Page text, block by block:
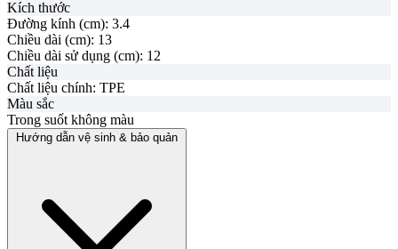
Kích thước
Đường kính (cm): 3.4
Chiều dài (cm): 13
Chiều dài sử dụng (cm): 12
Chất liệu
Chất liệu chính: TPE
Màu sắc
Trong suốt không màu
Hướng dẫn vệ sinh & bảo quản